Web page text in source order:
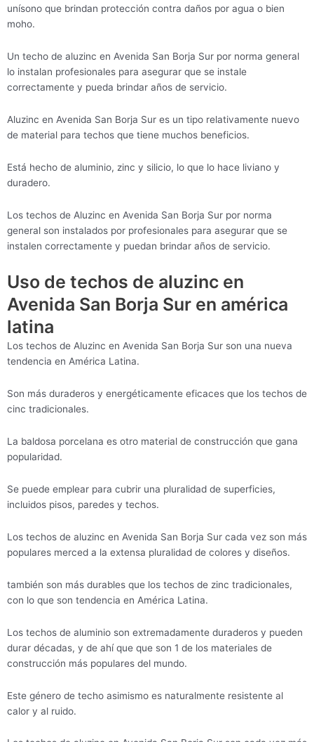
unísono que brindan protección contra daños por agua o bien
moho.
Un techo de aluzinc en Avenida San Borja Sur por norma general
lo instalan profesionales para asegurar que se instale
correctamente y pueda brindar años de servicio.
Aluzinc en Avenida San Borja Sur es un tipo relativamente nuevo
de material para techos que tiene muchos beneficios.
Está hecho de aluminio, zinc y silicio, lo que lo hace liviano y
duradero.
Los techos de Aluzinc en Avenida San Borja Sur por norma
general son instalados por profesionales para asegurar que se
instalen correctamente y puedan brindar años de servicio.
Uso de techos de aluzinc en
Avenida San Borja Sur en américa
latina
Los techos de Aluzinc en Avenida San Borja Sur son una nueva
tendencia en América Latina.
Son más duraderos y energéticamente eficaces que los techos de
cinc tradicionales.
La baldosa porcelana es otro material de construcción que gana
popularidad.
Se puede emplear para cubrir una pluralidad de superficies,
incluidos pisos, paredes y techos.
Los techos de aluzinc en Avenida San Borja Sur cada vez son más
populares merced a la extensa pluralidad de colores y diseños.
también son más durables que los techos de zinc tradicionales,
con lo que son tendencia en América Latina.
Los techos de aluminio son extremadamente duraderos y pueden
durar décadas, y de ahí que que son 1 de los materiales de
construcción más populares del mundo.
Este género de techo asimismo es naturalmente resistente al
calor y al ruido.